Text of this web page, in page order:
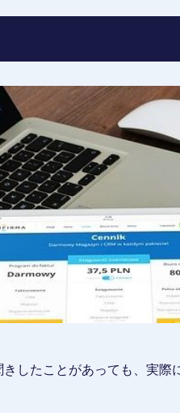
したことがあっても、実際